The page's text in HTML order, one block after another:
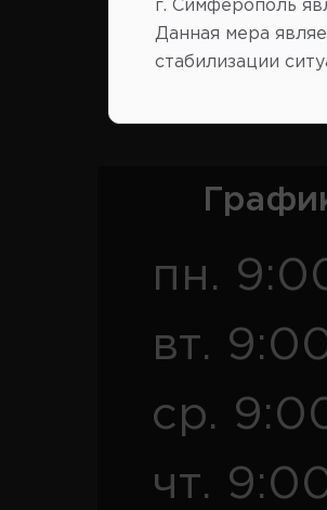
пн.
вт.
ср.
чт.
г. Симферополь
Данная мера
стабилизации